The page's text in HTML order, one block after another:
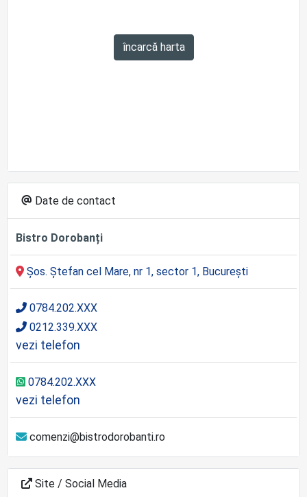
încarcă harta
Date de contact
Bistro Dorobanți
Șos. Ștefan cel Mare, nr 1, sector 1, București
0784.202.XXX
0212.339.XXX
vezi telefon
0784.202.XXX
vezi telefon
comenzi@bistrodorobanti.ro
Site / Social Media